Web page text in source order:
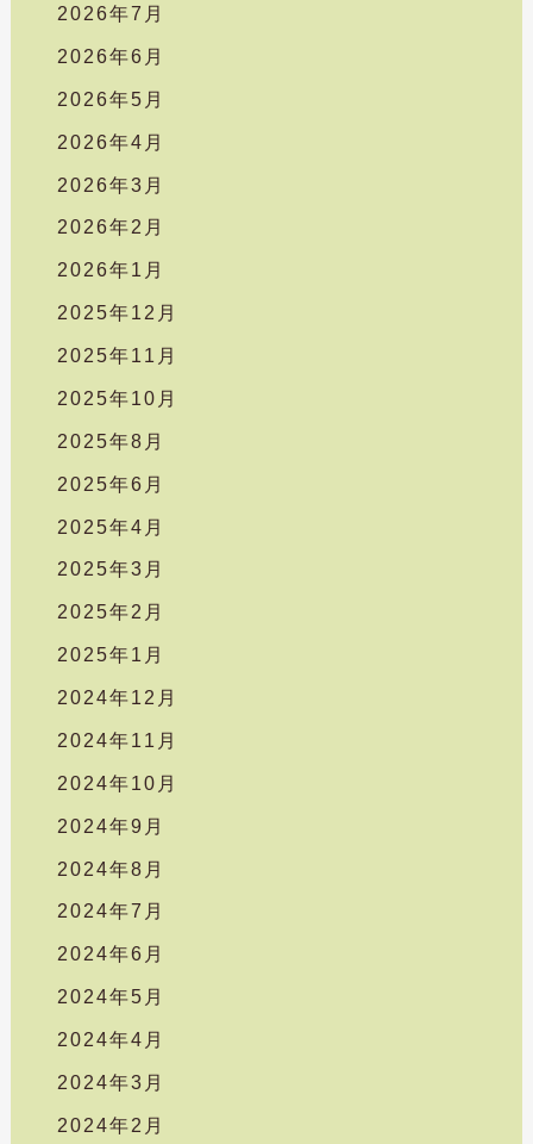
2026年7月
2026年6月
2026年5月
2026年4月
2026年3月
2026年2月
2026年1月
2025年12月
2025年11月
2025年10月
2025年8月
2025年6月
2025年4月
2025年3月
2025年2月
2025年1月
2024年12月
2024年11月
2024年10月
2024年9月
2024年8月
2024年7月
2024年6月
2024年5月
2024年4月
2024年3月
2024年2月